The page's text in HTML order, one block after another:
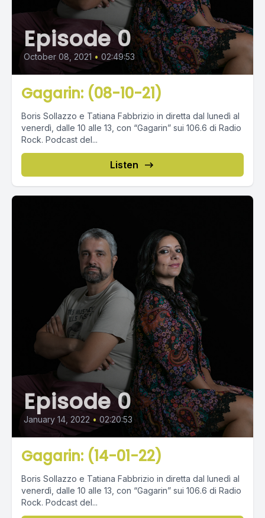
Episode 0
October 08, 2021 • 02:49:53
Gagarin: (08-10-21)
Boris Sollazzo e Tatiana Fabbrizio in diretta dal lunedì al
venerdì, dalle 10 alle 13, con “Gagarin” sui 106.6 di Radio
Rock. Podcast del...
Listen
Episode 0
January 14, 2022 • 02:20:53
Gagarin: (14-01-22)
Boris Sollazzo e Tatiana Fabbrizio in diretta dal lunedì al
venerdì, dalle 10 alle 13, con “Gagarin” sui 106.6 di Radio
Rock. Podcast del...